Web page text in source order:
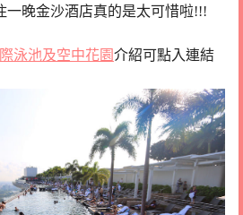
一晚金沙酒店真的是太可惜啦!!!
泳池及空中花園介紹可點入連結